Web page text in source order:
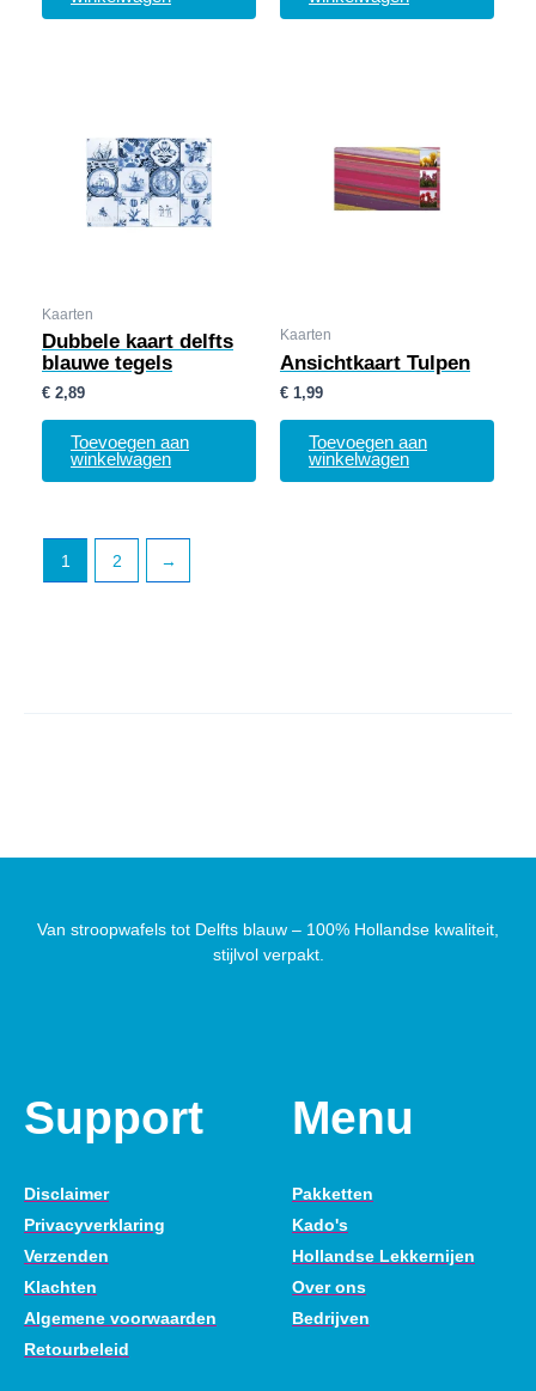
Kaarten
Dubbele kaart delfts
blauwe tegels
€ 2,89
Toevoegen aan
winkelwagen
Kaarten
Ansichtkaart Tulpen
€ 1,99
Toevoegen aan
winkelwagen
1 2 →
Van stroopwafels tot Delfts blauw – 100% Hollandse kwaliteit,
stijlvol verpakt.
Support
Disclaimer
Privacyverklaring
Verzenden
Klachten
Algemene voorwaarden
Retourbeleid
Menu
Pakketten
Kado's
Hollandse Lekkernijen
Over ons
Bedrijven